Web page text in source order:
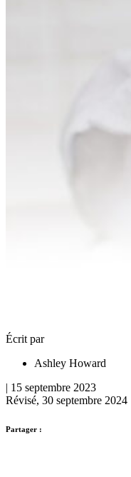
Écrit par
Ashley Howard
| 15 septembre 2023
Révisé, 30 septembre 2024
Partager :